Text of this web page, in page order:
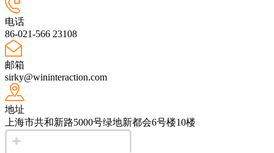
电话
86-021-566 23108
邮箱
sirky@wininteraction.com
地址
上海市共和新路5000号绿地新都会6号楼10楼